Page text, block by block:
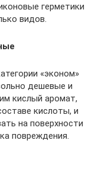
герметики
видов.
«эконом»
дешевые и
кислый аромат,
кислоты, и
на поверхности
повреждения.